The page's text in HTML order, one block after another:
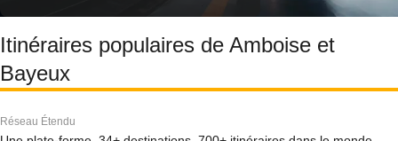
Itinéraires populaires de Amboise et
Bayeux
Réseau Étendu